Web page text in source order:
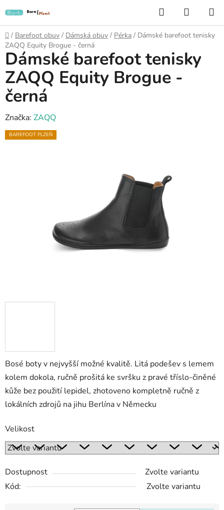
na
obsah
Hledat
KOŠÍK
Domů
/ Barefoot obuv / Dámská obuv / Pérka / Dámské barefoot tenisky
ZAQQ Equity Brogue - černá
Bosé boty v nejvyšší možné kvalitě. Litá podešev s lemem
kolem dokola, ručně prošitá ke svršku z pravé tříslo-činěné
kůže bez použití lepidel, zhotoveno kompletně ručně z
lokálních zdrojů na jihu Berlína v Německu
Velikost
Dostupnost
Zvolte variantu
Kód:
Zvolte variantu
Dámské barefoot tenisky
ZAQQ Equity Brogue -
černá
Značka: ZAQQ
BAREFOOT PLZEŇ